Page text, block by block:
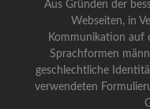
Aus Gründen der
Webseiten, in
Kommunikation auf
Sprachformen
geschlechtliche
verwendeten